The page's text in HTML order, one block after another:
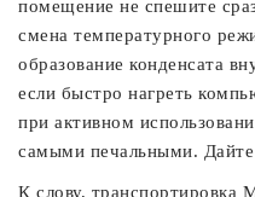
помещение не спешите
смена температурного
образование конденсата
если быстро нагреть
при активном
самыми печальными.
К слову, транспортировка